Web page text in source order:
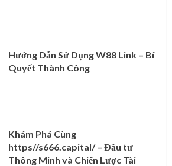
Hướng Dẫn Sử Dụng W88 Link – Bí
Quyết Thành Công
Khám Phá Cùng
https//s666.capital/ – Đầu tư
Thông Minh và Chiến Lược Tài